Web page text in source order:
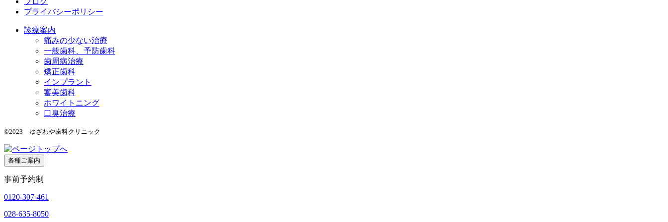
プライバシーポリシー
診療案内
痛みの少ない治療
一般歯科、予防歯科
歯周病治療
矯正歯科
インプラント
審美歯科
ホワイトニング
口臭治療
©2023 ゆざわや歯科クリニック
各種ご案内
事前予約制
0120-307-461
028-635-8050